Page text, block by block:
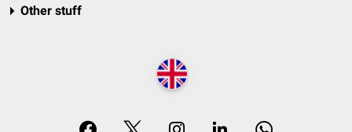
Other stuff